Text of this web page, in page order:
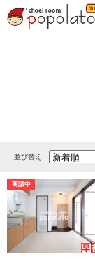
並び替え
商談中